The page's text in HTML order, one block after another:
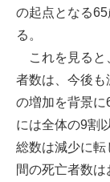
の起点となる
る。
これを見る
者数は、今後も
の増加を背景
には全体の9割
総数は減少に
間の死亡者数